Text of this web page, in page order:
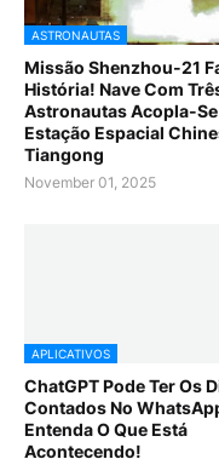
ASTRONAUTAS
Missão Shenzhou-21
História! Nave Com
Astronautas Acopla-
Estação Espacial
Tiangong
November 01, 2025
APLICATIVOS
ChatGPT Pode Ter Os
Contados No
Entenda O Que Está
Acontecendo!